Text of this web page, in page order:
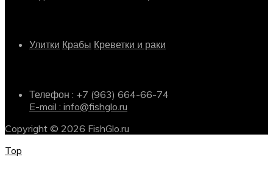
Улитки Крабы Креветки и раки
Телефон : +7 (963) 664-66-74
E-mail : info@fishglo.ru
Copyright © 2026 FishGlo.ru
Top